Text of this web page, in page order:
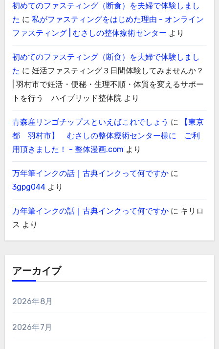
初めてのファスティング（断食）を夫婦で体験しまし
た に 私がファスティングをはじめた理由 - オンライン
ファスティング | むさしの整体療術センター より
初めてのファスティング（断食）を夫婦で体験しまし
た に 妊活ファスティング３日間体験してみませんか？
| 羽村市で妊活・便秘・生理不順・体質を変えるサポー
トを行う ハイブリッド整体院 より
青森産リンゴチップスといえばこれでしょう に
【東京
都 羽村市】 むさしの整体療術センター様に ご利
用頂きました！ - 整体漫画.com より
万年筆インクの話｜古典インクって何ですかに
3gpg044より
万年筆インクの話｜古典インクって何ですかに キリロ
ス より
アーカイブ
2026年8月
2026年7月